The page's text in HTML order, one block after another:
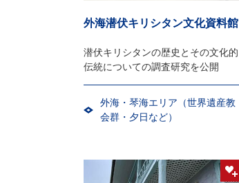
外海潜伏キリシタン文化資料館
潜伏キリシタンの歴史とその文化的
伝統についての調査研究を公開
外海・琴海エリア（世界遺産教
会群・夕日など）